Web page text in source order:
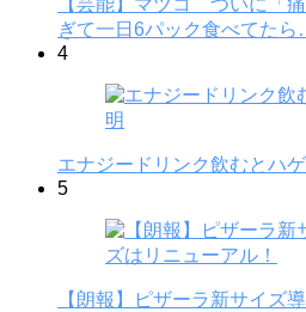
ぎて一日6パック食べてた
4
エナジードリンク飲むとハ
5
【朗報】ピザーラ新サイズ